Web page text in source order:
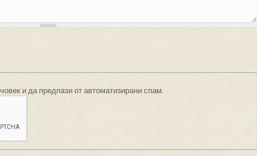
и да предпази от автоматизирани спам.